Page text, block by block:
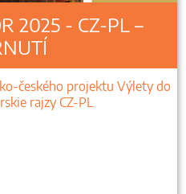
2025 - CZ-PL –
českého projektu Výlety do
rajzy CZ-PL